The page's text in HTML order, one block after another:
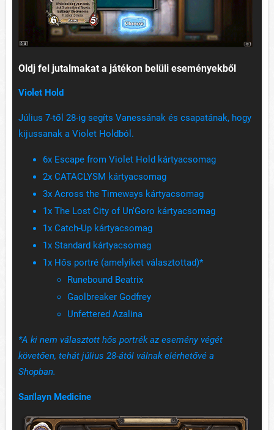
Oldj fel jutalmakat a játékon belüli eseményekből
Violet Hold
Július 7-től 28-ig segíts Vanessának és csapatának, hogy
kijussanak a Violet Holdból.
6x Escape from Violet Hold kártyacsomag
2x CATACLYSM kártyacsomag
3x Across the Timeways kártyacsomag
1x The Lost City of Un'Goro kártyacsomag
1x Catch-Up kártyacsomag
1x Standard kártyacsomag
1x Hős portré (amelyiket választottad)*
Runebound Beatrix
Gaolbreaker Godfrey
Unfettered Azalina
*A ki nem választott hős portrék az esemény végét
követően, tehát július 28-ától válnak elérhetővé a
Shopban.
San'layn Medicine